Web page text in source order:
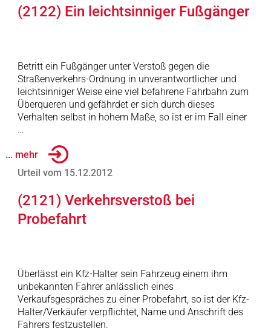
(2122) Ein leichtsinniger Fußgänger
Betritt ein Fußgänger unter Verstoß gegen die
Straßenverkehrs-Ordnung in unverantwortlicher und
leichtsinniger Weise eine viel befahrene Fahrbahn zum
Überqueren und gefährdet er sich durch dieses
Verhalten selbst in hohem Maße, so ist er im Fall einer
…
... mehr
Urteil vom 15.12.2012
(2121) Verkehrsverstoß bei
Probefahrt
Überlässt ein Kfz-Halter sein Fahrzeug einem ihm
unbekannten Fahrer anlässlich eines
Verkaufsgespräches zu einer Probefahrt, so ist der Kfz-
Halter/Verkäufer verpflichtet, Name und Anschrift des
Fahrers festzustellen.